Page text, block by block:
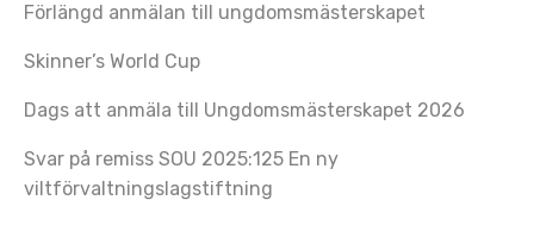
Förlängd anmälan till ungdomsmästerskapet
Skinner’s World Cup
Dags att anmäla till Ungdomsmästerskapet 2026
Svar på remiss SOU 2025:125 En ny
viltförvaltningslagstiftning